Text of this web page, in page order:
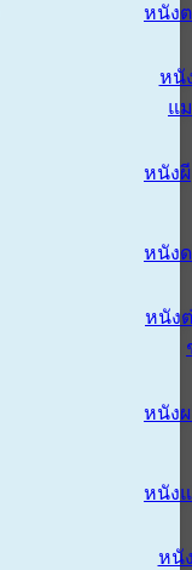
หนัง
หนั
แ
หนังผี
หนัง
หนัง
หนัง
หนัง
หนั